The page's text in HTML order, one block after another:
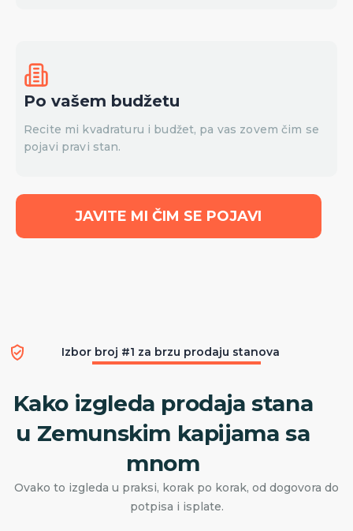
Po vašem budžetu
Recite mi kvadraturu i budžet, pa vas zovem čim se
pojavi pravi stan.
JAVITE MI ČIM SE POJAVI
Izbor broj #1 za brzu prodaju stanova
Kako izgleda prodaja stana
u Zemunskim kapijama sa
mnom
Ovako to izgleda u praksi, korak po korak, od dogovora do
potpisa i isplate.